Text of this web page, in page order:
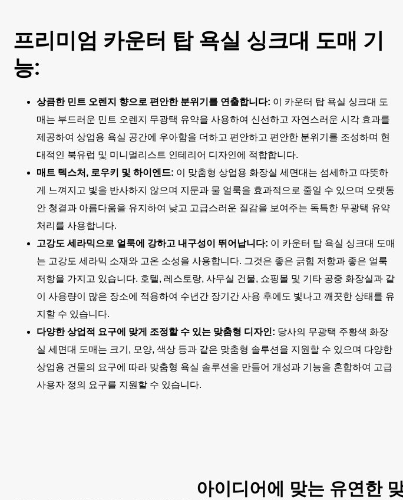
프리미엄 카운터 탑 욕실 싱크대 도매 기
능:
상큼한 민트 오렌지 향으로 편안한 분위기를 연출합니다: 이 카운터 탑 욕실 싱크대 도
매는 부드러운 민트 오렌지 무광택 유약을 사용하여 신선하고 자연스러운 시각 효과를
제공하여 상업용 욕실 공간에 우아함을 더하고 편안하고 편안한 분위기를 조성하며 현
대적인 북유럽 및 미니멀리스트 인테리어 디자인에 적합합니다.
매트 텍스처, 로우키 및 하이엔드: 이 맞춤형 상업용 화장실 세면대는 섬세하고 따뜻하
게 느껴지고 빛을 반사하지 않으며 지문과 물 얼룩을 효과적으로 줄일 수 있으며 오랫동
안 청결과 아름다움을 유지하여 낮고 고급스러운 질감을 보여주는 독특한 무광택 유약
처리를 사용합니다.
고강도 세라믹으로 얼룩에 강하고 내구성이 뛰어납니다: 이 카운터 탑 욕실 싱크대 도매
는 고강도 세라믹 소재와 고온 소성을 사용합니다. 그것은 좋은 긁힘 저항과 좋은 얼룩
저항을 가지고 있습니다. 호텔, 레스토랑, 사무실 건물, 쇼핑몰 및 기타 공중 화장실과 같
이 사용량이 많은 장소에 적용하여 수년간 장기간 사용 후에도 빛나고 깨끗한 상태를 유
지할 수 있습니다.
다양한 상업적 요구에 맞게 조정할 수 있는 맞춤형 디자인: 당사의 무광택 주황색 화장
실 세면대 도매는 크기, 모양, 색상 등과 같은 맞춤형 솔루션을 지원할 수 있으며 다양한
상업용 건물의 요구에 따라 맞춤형 욕실 솔루션을 만들어 개성과 기능을 혼합하여 고급
사용자 정의 요구를 지원할 수 있습니다.
아이디어에 맞는 유연한